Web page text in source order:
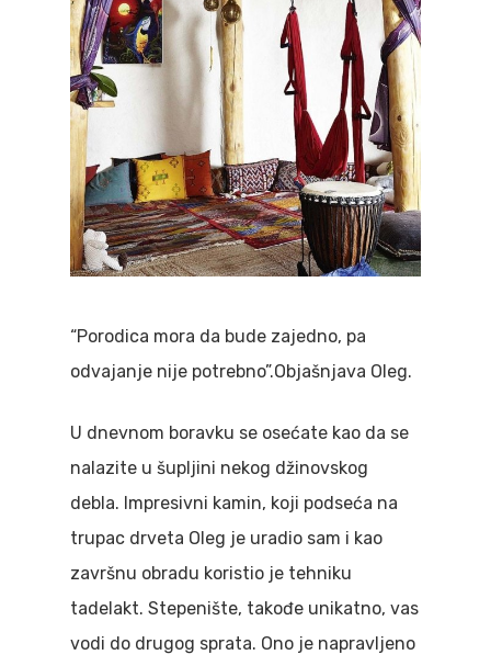
“Porodica mora da bude zajedno, pa
odvajanje nije potrebno”.Objašnjava Oleg.
U dnevnom boravku se osećate kao da se
nalazite u šupljini nekog džinovskog
debla. Impresivni kamin, koji podseća na
trupac drveta Oleg je uradio sam i kao
završnu obradu koristio je tehniku
tadelakt. Stepenište, takođe unikatno, vas
vodi do drugog sprata. Ono je napravljeno